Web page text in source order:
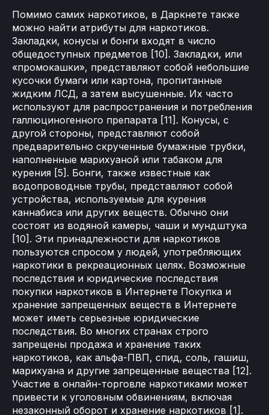
Помимо самих наркотиков, в Даркнете также
можно найти атрибуты для наркотиков.
Закладки, конусы и бонги входят в число
общедоступных предметов [10]. Закладки, или
«промокашки», представляют собой небольшие
кусочки бумаги или картона, пропитанные
жидким ЛСД, а затем высушенные. Их часто
используют для распространения и потребления
галлюциногенного препарата [11]. Конусы, с
другой стороны, представляют собой
предварительно скрученные бумажные трубки,
наполненные марихуаной или табаком для
курения [5]. Бонги, также известные как
водопроводные трубы, представляют собой
устройства, используемые для курения
каннабиса или других веществ. Обычно они
состоят из водяной камеры, чаши и мундштука
[10]. Эти принадлежности для наркотиков
пользуются спросом у людей, употребляющих
наркотики в рекреационных целях. Возможные
последствия и юридические последствия
покупки наркотиков в Интернете Покупка и
хранение запрещенных веществ в Интернете
может иметь серьезные юридические
последствия. Во многих странах строго
запрещены продажа и хранение таких
наркотиков, как альфа-ПВП, спид, соль, гашиш,
марихуана и другие запрещенные вещества [12].
Участие в онлайн-торговле наркотиками может
привести к уголовным обвинениям, включая
незаконный оборот и хранение наркотиков [1].